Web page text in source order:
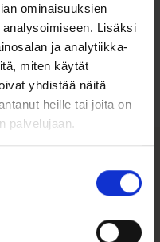
ominaisuuksien
Lisäksi
ja analytiikka-
miten käytät
yhdistää näitä
heille tai joita on
palvelujaan.
tai korun